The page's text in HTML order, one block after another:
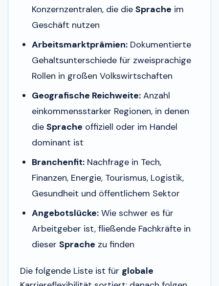
Konzernzentralen, die die Sprache im
Geschäft nutzen
Arbeitsmarktprämien: Dokumentierte
Gehaltsunterschiede für zweisprachige
Rollen in großen Volkswirtschaften
Geografische Reichweite: Anzahl
einkommensstarker Regionen, in denen
die Sprache offiziell oder im Handel
dominant ist
Branchenfit: Nachfrage in Tech,
Finanzen, Energie, Tourismus, Logistik,
Gesundheit und öffentlichem Sektor
Angebotslücke: Wie schwer es für
Arbeitgeber ist, fließende Fachkräfte in
dieser Sprache zu finden
Die folgende Liste ist für globale